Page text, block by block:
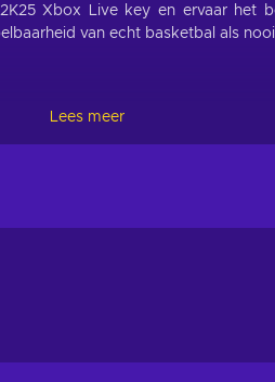
Xbox Live key en ervaar het
van echt basketbal als
een cutting-edge basketbal
u een shot kan verdedigen of
om schoten weg te
Lees meer